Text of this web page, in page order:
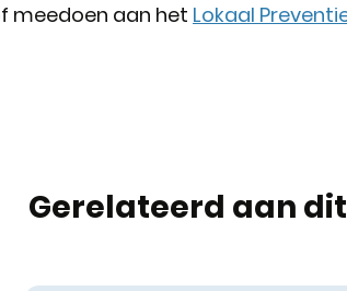
meedoen aan het Lokaal
Gerelateerd aan